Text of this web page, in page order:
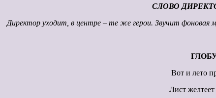
СЛОВО
Директор уходит, в центре – те же герои. Звучит фоновая
Вот и лето
Лист желтеет